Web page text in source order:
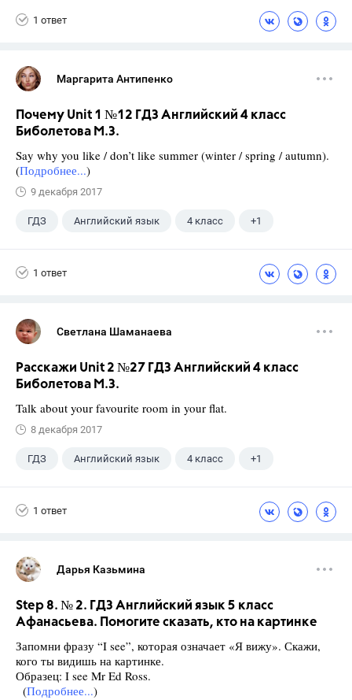
1 ответ
Маргарита Антипенко
Почему Unit 1 №12 ГДЗ Английский 4 класс
Биболетова М.З.
Say why you like / don’t like summer (winter / spring / autumn).
(Подробнее...)
9 декабря 2017
ГДЗ Английский язык 4 класс +1
1 ответ
Светлана Шаманаева
Расскажи Unit 2 №27 ГДЗ Английский 4 класс
Биболетова М.З.
Talk about your favourite room in your flat.
8 декабря 2017
ГДЗ Английский язык 4 класс +1
1 ответ
Дарья Казьмина
Step 8. № 2. ГДЗ Английский язык 5 класс
Афанасьева. Помогите сказать, кто на картинке
Запомни фразу “I see”, которая означает «Я вижу». Скажи,
кого ты видишь на картинке.
Образец: I see Mr Ed Ross.
(Подробнее...)